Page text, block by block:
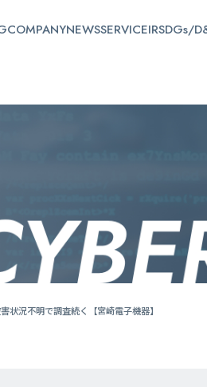
COMPANYNEWSSERVICEIRSDGs/
況不明で調査続く【宮崎電子機器】